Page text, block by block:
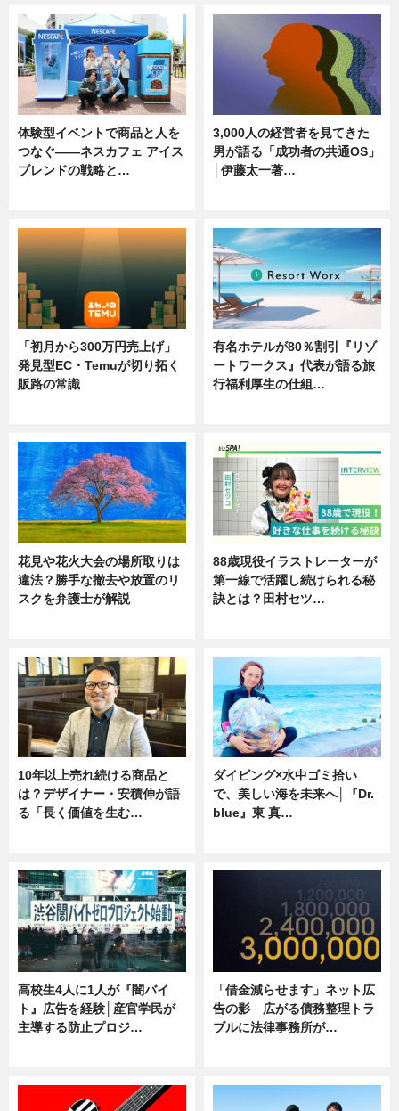
体験型イベントで商品と人を
つなぐ――ネスカフェ アイス
ブレンドの戦略と…
3,000人の経営者を見てきた
男が語る「成功者の共通OS」
│伊藤太一著…
「初月から300万円売上げ」
発見型EC・Temuが切り拓く
販路の常識
有名ホテルが80％割引『リゾ
ートワークス』代表が語る旅
行福利厚生の仕組…
花見や花火大会の場所取りは
違法？勝手な撤去や放置のリ
スクを弁護士が解説
88歳現役イラストレーターが
第一線で活躍し続けられる秘
訣とは？田村セツ…
10年以上売れ続ける商品と
は？デザイナー・安積伸が語
る「長く価値を生む…
ダイビング×水中ゴミ拾い
で、美しい海を未来へ│『Dr.
blue』東 真…
高校生4人に1人が『闇バイ
ト』広告を経験│産官学民が
主導する防止プロジ…
「借金減らせます」ネット広
告の影 広がる債務整理トラ
ブルに法律事務所が…